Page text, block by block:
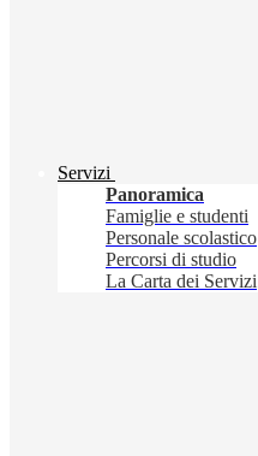
Servizi
Panoramica
Famiglie e studenti
Personale scolastico
Percorsi di studio
La Carta dei Servizi